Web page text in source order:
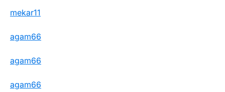
mekar11
agam66
agam66
agam66